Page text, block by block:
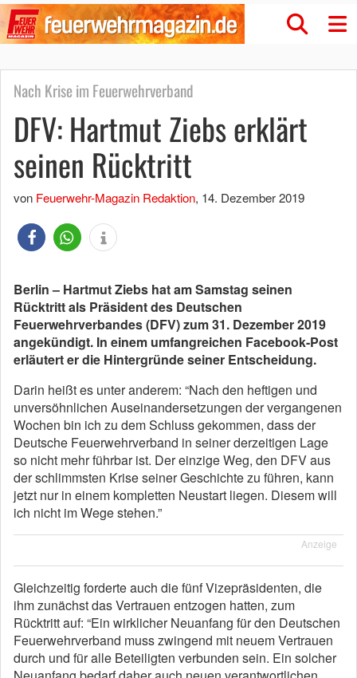
Nach Krise im Feuerwehrverband
DFV: Hartmut Ziebs erklärt
seinen Rücktritt
von Feuerwehr-Magazin Redaktion, 14. Dezember 2019
Berlin – Hartmut Ziebs hat am Samstag seinen
Rücktritt als Präsident des Deutschen
Feuerwehrverbandes (DFV) zum 31. Dezember 2019
angekündigt. In einem umfangreichen Facebook-Post
erläutert er die Hintergründe seiner Entscheidung.
Darin heißt es unter anderem: “Nach den heftigen und
unversöhnlichen Auseinandersetzungen der vergangenen
Wochen bin ich zu dem Schluss gekommen, dass der
Deutsche Feuerwehrverband in seiner derzeitigen Lage
so nicht mehr führbar ist. Der einzige Weg, den DFV aus
der schlimmsten Krise seiner Geschichte zu führen, kann
jetzt nur in einem kompletten Neustart liegen. Diesem will
ich nicht im Wege stehen.”
Anzeige
Gleichzeitig forderte auch die fünf Vizepräsidenten, die
ihm zunächst das Vertrauen entzogen hatten, zum
Rücktritt auf: “Ein wirklicher Neuanfang für den Deutschen
Feuerwehrverband muss zwingend mit neuem Vertrauen
durch und für alle Beteiligten verbunden sein. Ein solcher